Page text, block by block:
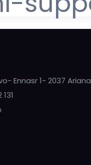
Ennasr 1- 2037 Ariana